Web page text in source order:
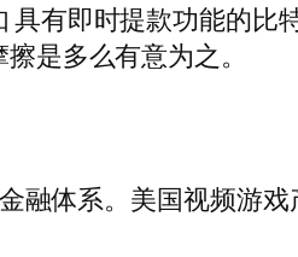
具有即时提款功能的比
是多么有意为之。
融体系。美国视频游